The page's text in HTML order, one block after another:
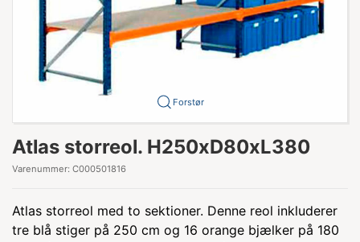
Forstør
Atlas storreol. H250xD80xL380
Varenummer: C000501816
Atlas storreol med to sektioner. Denne reol inkluderer
tre blå stiger på 250 cm og 16 orange bjælker på 180